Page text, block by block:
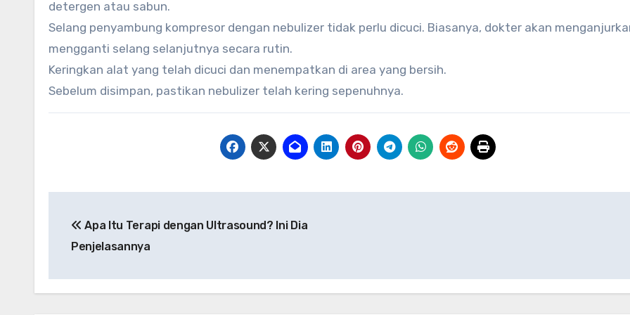
detergen atau sabun.
Selang penyambung kompresor dengan nebulizer tidak perlu dicuci. Biasanya, dokter akan
mengganti selang selanjutnya secara rutin.
Keringkan alat yang telah dicuci dan menempatkan di area yang bersih.
Sebelum disimpan, pastikan nebulizer telah kering sepenuhnya.
pos Apa Itu Terapi dengan Ultrasound? Ini Dia
Penjelasannya